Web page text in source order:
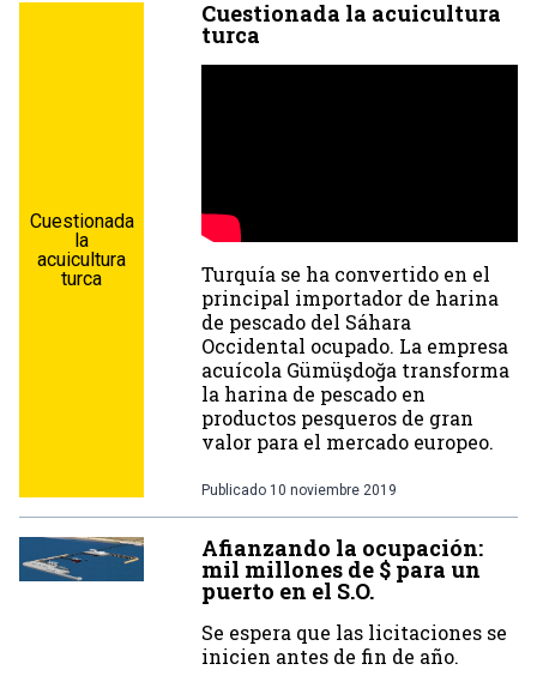
Cuestionada
la
acuicultura
turca
Cuestionada la acuicultura
turca
Turquía se ha convertido en el
principal importador de harina
de pescado del Sáhara
Occidental ocupado. La empresa
acuícola Gümüşdoğa transforma
la harina de pescado en
productos pesqueros de gran
valor para el mercado europeo.
Publicado 10 noviembre 2019
Afianzando la ocupación:
mil millones de $ para un
puerto en el S.O.
Se espera que las licitaciones se
inicien antes de fin de año.